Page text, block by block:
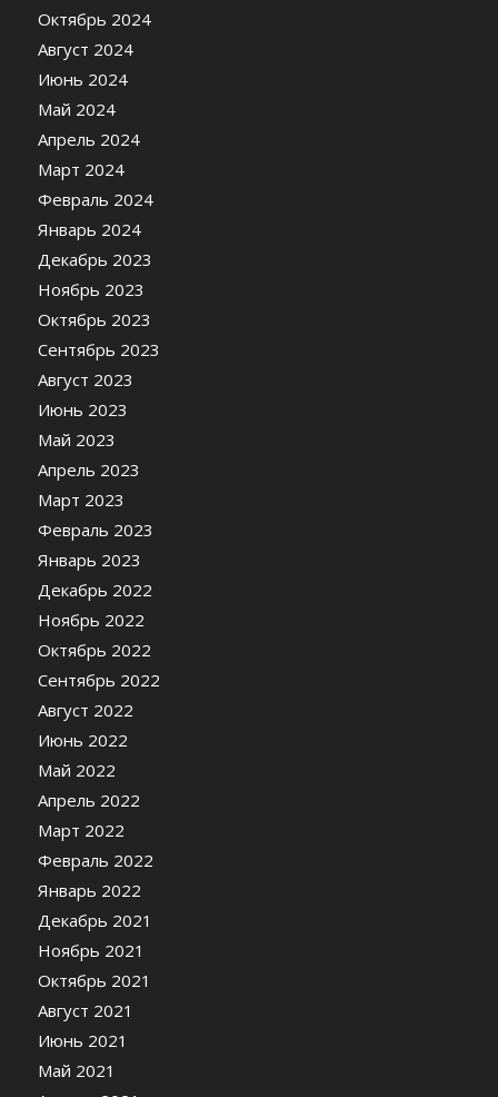
Октябрь 2024
Август 2024
Июнь 2024
Май 2024
Апрель 2024
Март 2024
Февраль 2024
Январь 2024
Декабрь 2023
Ноябрь 2023
Октябрь 2023
Сентябрь 2023
Август 2023
Июнь 2023
Май 2023
Апрель 2023
Март 2023
Февраль 2023
Январь 2023
Декабрь 2022
Ноябрь 2022
Октябрь 2022
Сентябрь 2022
Август 2022
Июнь 2022
Май 2022
Апрель 2022
Март 2022
Февраль 2022
Январь 2022
Декабрь 2021
Ноябрь 2021
Октябрь 2021
Август 2021
Июнь 2021
Май 2021